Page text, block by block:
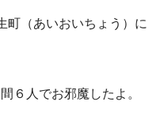
町（あいおいちょう）に
６人でお邪魔したよ。